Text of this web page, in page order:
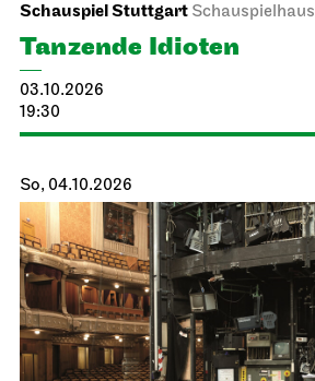
Schauspiel Stuttgart Schauspielhaus
Tanzende Idioten
03.10.2026
19:30
So, 04.10.2026